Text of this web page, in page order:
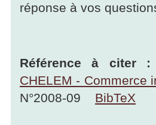
réponse à vos
Référence à citer :
CHELEM - Commerce
N°2008-09 BibTeX